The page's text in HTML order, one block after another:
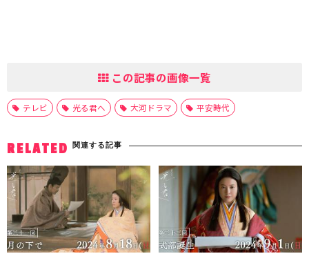
この記事の画像一覧
テレビ 光る君へ 大河ドラマ 平安時代
RELATED 関連する記事